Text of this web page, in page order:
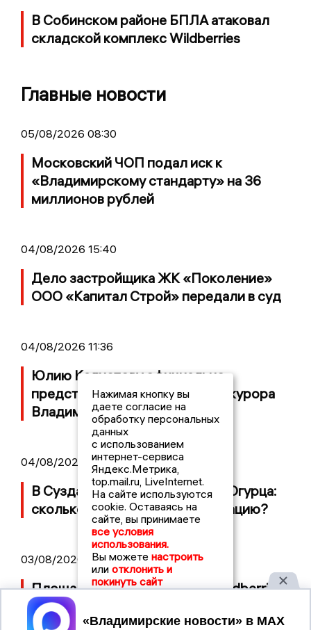
В Собинском районе БПЛА атаковал
складской комплекс Wildberries
Главные новости
05/08/2026 08:30
Московский ЧОП подал иск к
«Владимирскому стандарту» на 36
миллионов рублей
04/08/2026 15:40
Дело застройщика ЖК «Поколение»
ООО «Капитал Строй» передали в суд
04/08/2026 11:36
Юлию Калистову официально
представили в должности прокурора
Владимирской области
04/08/2026 09:01
В Суздале прошёл Фестиваль Огурца:
сколько потратили на организацию?
03/08/2026 14:13
Площадь пожара на складе Wildberries
составляет 100 тысяч квадратных
метров
Нажимая кнопку вы
даете согласие на
обработку персональных
данных
с использованием
интернет-сервиса
Яндекс.Метрика,
top.mail.ru, LiveInternet.
На сайте используются
cookie. Оставаясь на
сайте, вы принимаете
все условия
использования.
Вы можете настроить
или отклонить и
покинуть сайт
Принять